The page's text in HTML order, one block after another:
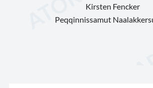
Kirsten Fencker
Peqqinnissamut